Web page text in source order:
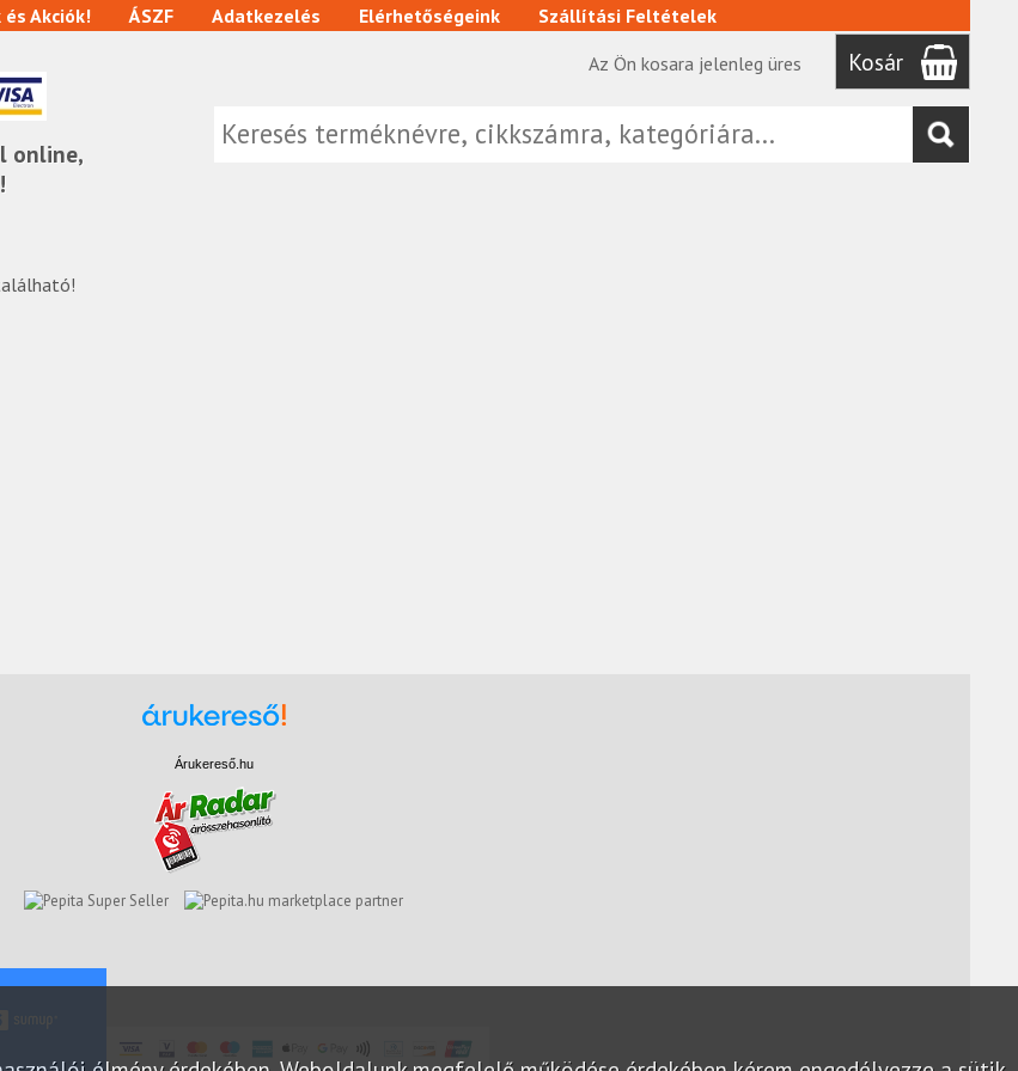
online,
és Akciók! ÁSZF Adatkezelés Elérhetőségeink
Szállítási Feltételek
Az Ön kosara jelenleg üres
Kosár
Árukereső.hu
marketplace partner